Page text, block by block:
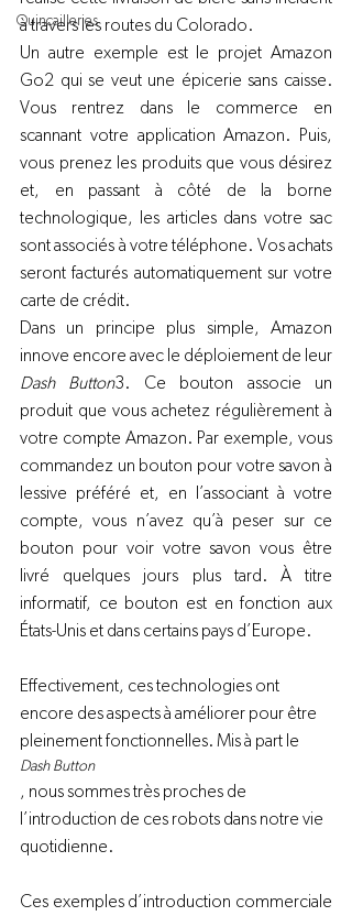
Quincailleries
à travers les routes du Colorado.
Un autre exemple est le projet Amazon
Go2 qui se veut une épicerie sans caisse.
Vous rentrez dans le commerce en
scannant votre application Amazon. Puis,
vous prenez les produits que vous désirez
et, en passant à côté de la borne
technologique, les articles dans votre sac
sont associés à votre téléphone. Vos achats
seront facturés automatiquement sur votre
carte de crédit.
Dans un principe plus simple, Amazon
Dash Button3. Ce bouton associe un
produit que vous achetez régulièrement à
votre compte Amazon. Par exemple, vous
commandez un bouton pour votre savon à
lessive préféré et, en l’associant à votre
compte, vous n’avez qu’à peser sur ce
bouton pour voir votre savon vous être
livré quelques jours plus tard. À titre
informatif, ce bouton est en fonction aux
États-Unis et dans certains pays d’Europe.
Effectivement, ces technologies ont
encore des aspects à améliorer pour être
pleinement fonctionnelles. Mis à part le
Dash Button
, nous sommes très proches de
l’introduction de ces robots dans notre vie
Ces exemples d’introduction commerciale